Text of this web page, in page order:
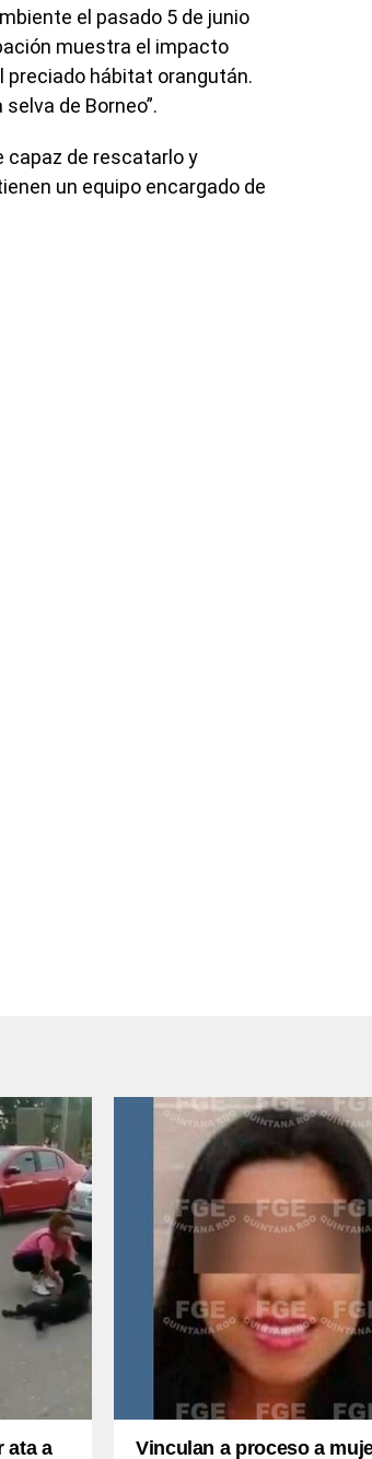
el pasado 5 de junio
muestra el impacto
hábitat orangután.
de Borneo”.
capaz de rescatarlo y
un equipo encargado de
ata a Vinculan a proceso a